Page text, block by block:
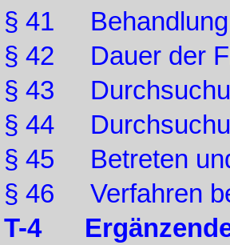
§ 41 Behandlung
§ 42 Dauer der
§ 43
§ 44
§ 45 Betreten
§ 46 Verfahren
T-4